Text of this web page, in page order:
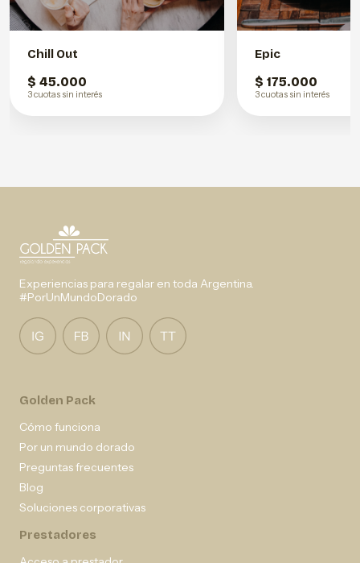
Chill Out
$ 45.000
3 cuotas sin interés
Epic
$ 175.000
3 cuotas sin interés
Experiencias para regalar en toda Argentina.
#PorUnMundoDorado
Golden Pack
Cómo funciona
Por un mundo dorado
Preguntas frecuentes
Blog
Soluciones corporativas
Prestadores